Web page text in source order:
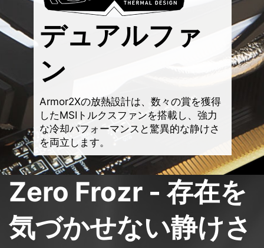
デュアルファ
ン
Armor2Xの放熱設計は、数々の賞を獲得
したMSIトルクスファンを搭載し、強力
な冷却パフォーマンスと驚異的な静けさ
を両立します。
Zero Frozr - 存在を
気づかせない静けさ